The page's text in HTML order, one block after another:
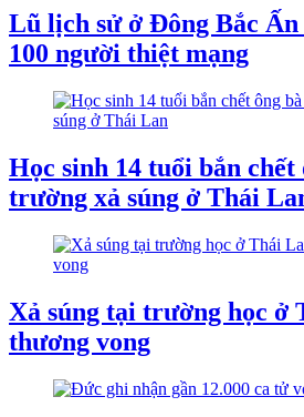
Lũ lịch sử ở Đông Bắc
100 người thiệt mạng
Học sinh 14 tuổi bắn chết
trường xả súng ở Thái
Xả súng tại trường học ở
thương vong